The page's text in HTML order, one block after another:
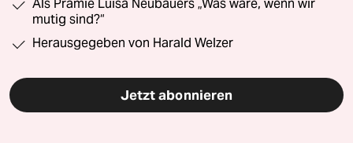
Als Prämie Luisa Neubauers „Was wäre, wenn wir
mutig sind?“
Herausgegeben von Harald Welzer
Jetzt abonnieren